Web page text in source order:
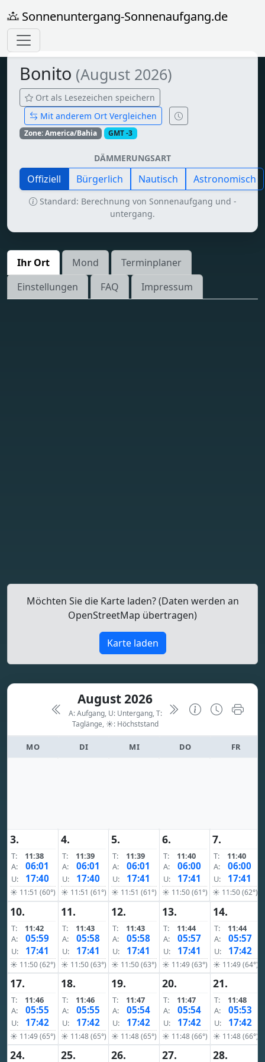
Sonnenuntergang-Sonnenaufgang.de
Bonito (August 2026)
Ort als Lesezeichen speichern
Mit anderem Ort Vergleichen
Zone: America/Bahia GMT -3
DÄMMERUNGSART
Offiziell Bürgerlich Nautisch Astronomisch
Standard: Berechnung von Sonnenaufgang und -
untergang.
Ihr Ort Mond
Terminplaner
Einstellungen
FAQ Impressum
Möchten Sie die Karte laden? (Daten werden an
OpenStreetMap übertragen)
Karte laden
August 2026
A: Aufgang, U: Untergang, T:
Taglänge, ☀: Höchststand
MO DI MI DO FR
3.
T:
11:38
A:
06:01
U: 17:40
☀ 11:51 (60°)
4.
T:
11:39
A:
06:01
U: 17:40
☀ 11:51 (61°)
5.
T:
11:39
A:
06:01
U: 17:41
☀ 11:51 (61°)
6.
T:
11:40
A:
06:00
U: 17:41
☀ 11:50 (61°)
7.
T:
11:40
A:
06:00
U: 17:41
☀ 11:50 (62°)
10.
T:
11:42
A:
05:59
U: 17:41
☀ 11:50 (62°)
11.
T:
11:43
A:
05:58
U: 17:41
☀ 11:50 (63°)
12.
T:
11:43
A:
05:58
U: 17:41
☀ 11:50 (63°)
13.
T:
11:44
A:
05:57
U: 17:41
☀ 11:49 (63°)
14.
T:
11:44
A:
05:57
U: 17:42
☀ 11:49 (64°)
17.
T:
11:46
A:
05:55
U: 17:42
☀ 11:49 (65°)
18.
T:
11:46
A:
05:55
U: 17:42
☀ 11:48 (65°)
19.
T:
11:47
A:
05:54
U: 17:42
☀ 11:48 (65°)
20.
T:
11:47
A:
05:54
U: 17:42
☀ 11:48 (66°)
21.
T:
11:48
A:
05:53
U: 17:42
☀ 11:48 (66°)
24. 25. 26. 27. 28.